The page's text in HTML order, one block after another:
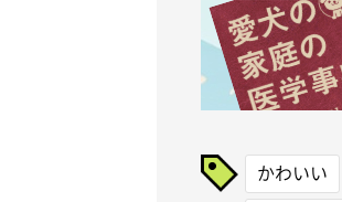
かわいい